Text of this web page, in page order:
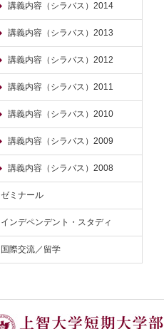
講義内容（シラバス）2014
講義内容（シラバス）2013
講義内容（シラバス）2012
講義内容（シラバス）2011
講義内容（シラバス）2010
講義内容（シラバス）2009
講義内容（シラバス）2008
ゼミナール
インデペンデント・スタディ
国際交流／留学